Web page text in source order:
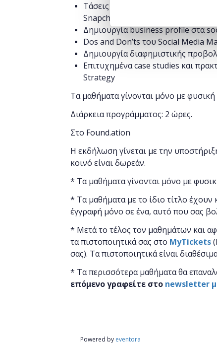
Τάσεις των Social Media στην
Snapchat, Instagram, YouTube
Δημιουργία business profile στα
Dos and Don’ts του Social Media
Δημιουργία διαφημιστικής
Επιτυχημένα case studies και
Strategy
Τα μαθήματα γίνονται μόνο με
Διάρκεια προγράμματος: 2 ώρες.
Στο Found.ation
Η εκδήλωση γίνεται με την
κοινό είναι δωρεάν.
* Τα μαθήματα γίνονται μόνο με
* Τα μαθήματα με το ίδιο τίτλο έχουν
έγγραφή μόνο σε ένα, αυτό που σας
* Μετά το τέλος τον μαθημάτων και
τα πιστοποιητικά ​σας στο MyTickets
σας). Τα πιστοποιητικά είναι
* Τα περισσότερα μαθήματα θα
επόμενο γραφείτε στο newsletter
Powered by eventora